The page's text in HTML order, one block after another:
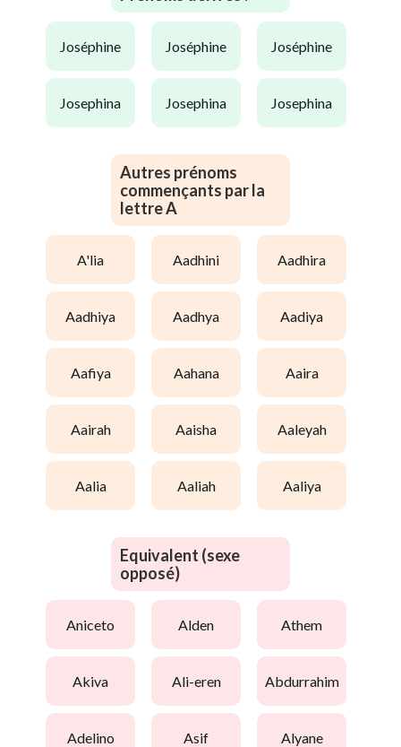
joséphine joséphine joséphine
josephina josephina josephina
Autres prénoms
commençants par la
lettre A
a'lia aadhini aadhira
aadhiya aadhya aadiya
aafiya aahana aaira
aairah aaisha aaleyah
aalia aaliah aaliya
Equivalent (sexe
opposé)
aniceto alden athem
akiva ali-eren abdurrahim
adelino asif alyane